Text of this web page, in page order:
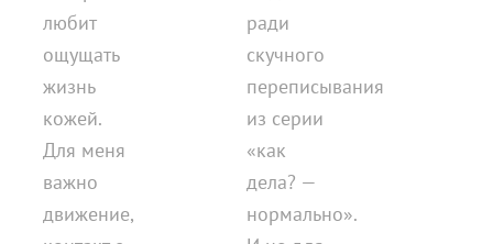
любит
ощущать
жизнь
кожей.
Для меня
важно
движение,
ради
скучного
переписывания
из серии
«как
дела? —
нормально».